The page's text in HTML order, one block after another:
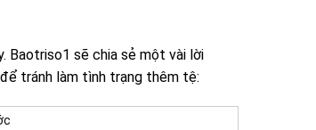
Baotriso1 sẽ chia sẻ một vài lời
tránh làm tình trạng thêm tệ: